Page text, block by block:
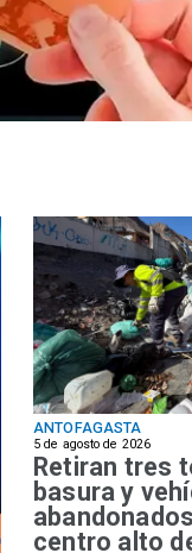
ANTOFAGASTA
5 de agosto de 2026
Retiran tres
basura y
centro alto